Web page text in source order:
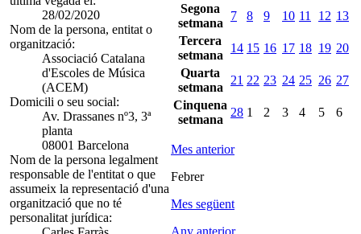
28/02/2020
Nom de la persona, entitat o
organització:
Associació Catalana
d'Escoles de Música
(ACEM)
Domicili o seu social:
Av. Drassanes nº3, 3ª
planta
08001 Barcelona
Nom de la persona legalment
responsable de l'entitat o que
assumeix la representació d'una
organització que no té
personalitat jurídica:
Segona
setmana
7 8 9 10 11 12 13
Tercera
setmana
14 15 16 17 18 19 20
Quarta
setmana
21 22 23 24 25 26 27
Cinquena
setmana
28 1 2 3 4 5 6
Mes anterior
Febrer
Mes següent